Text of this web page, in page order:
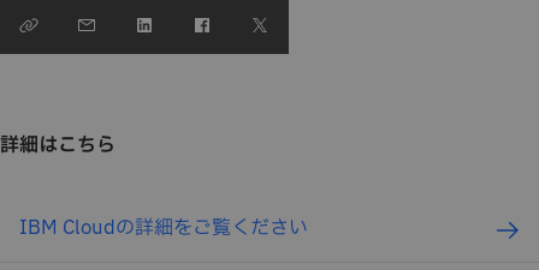
詳細はこちら
IBM Cloudの詳細をご覧ください